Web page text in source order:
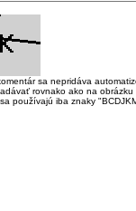
sa nepridáva
rovnako ako na
používajú iba znaky